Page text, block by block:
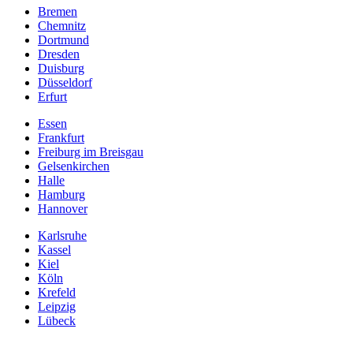
Bremen
Chemnitz
Dortmund
Dresden
Duisburg
Düsseldorf
Erfurt
Essen
Frankfurt
Freiburg im Breisgau
Gelsenkirchen
Halle
Hamburg
Hannover
Karlsruhe
Kassel
Kiel
Köln
Krefeld
Leipzig
Lübeck